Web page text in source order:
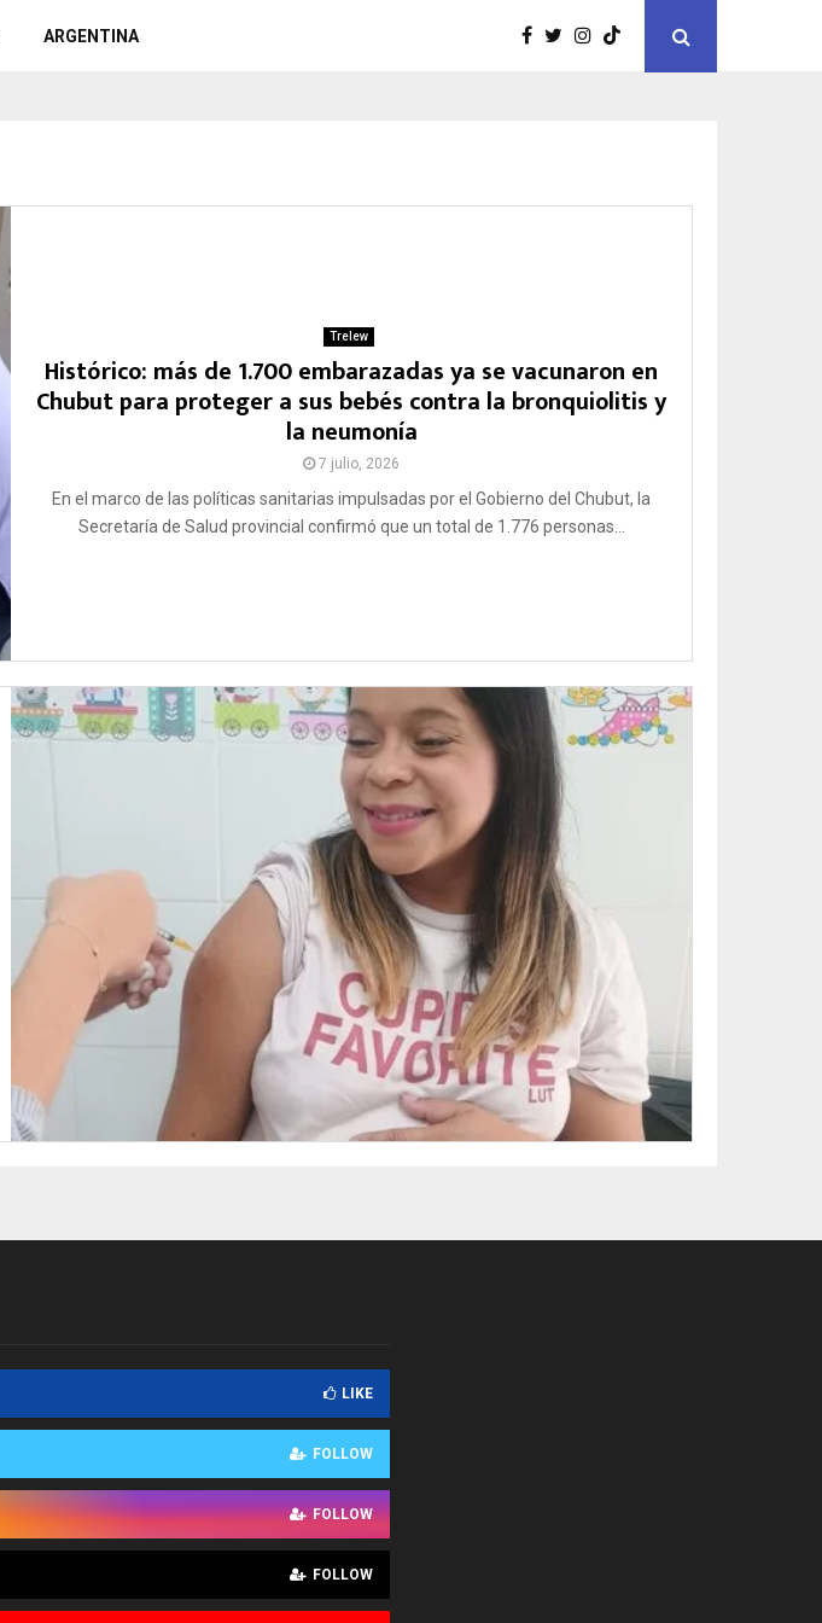
ARGENTINA
Trelew
Histórico: más de 1.700 embarazadas ya se vacunaron en
Chubut para proteger a sus bebés contra la bronquiolitis y
la neumonía
7 julio, 2026
En el marco de las políticas sanitarias impulsadas por el Gobierno del Chubut, la
Secretaría de Salud provincial confirmó que un total de 1.776 personas...
LIKE
FOLLOW
FOLLOW
FOLLOW